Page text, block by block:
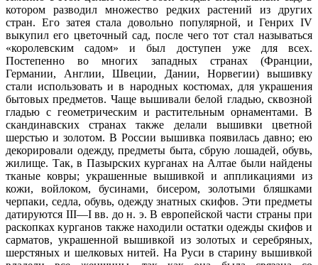
котором разводил множество редких растений из других
стран. Его затея стала довольно популярной, и Генрих IV
выкупил его цветочный сад, после чего тот стал называться
«королевским садом» и был доступен уже для всех.
Постепенно во многих западных странах (Франции,
Германии, Англии, Швеции, Дании, Норвегии) вышивку
стали использовать и в народных костюмах, для украшения
бытовых предметов. Чаще вышивали белой гладью, сквозной
гладью с геометрическим и растительным орнаментами. В
скандинавских странах также делали вышивки цветной
шерстью и золотом. В России вышивка появилась давно; ею
декорировали одежду, предметы быта, сбрую лошадей, обувь,
жилище. Так, в Пазырских курганах на Алтае были найдены
тканые ковры; украшенные вышивкой и аппликациями из
кожи, войлоком, бусинами, бисером, золотыми бляшками
черпаки, седла, обувь, одежду знатных скифов. Эти предметы
датируются III—I вв. до н. э. В европейской части страны при
раскопках курганов также находили остатки одежды скифов и
сарматов, украшенной вышивкой из золотых и серебряных,
шерстяных и шелковых нитей. На Руси в старину вышивкой